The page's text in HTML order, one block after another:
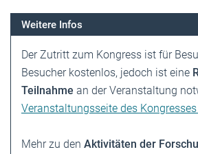
Weitere Infos
Der Zutritt zum Kongress ist für
Besucher kostenlos, jedoch ist eine
Teilnahme an der Veranstaltung
Veranstaltungsseite des Kongresses
Mehr zu den Aktivitäten der